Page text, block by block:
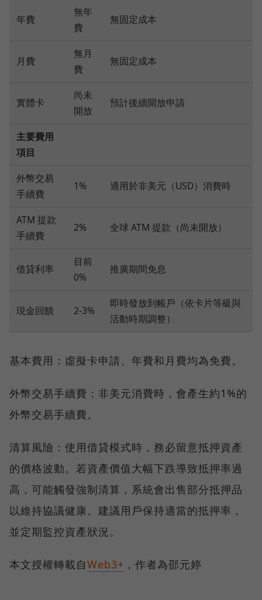
年費
無年
費
無固定成本
月費
無月
費
無固定成本
實體卡
尚未
開放
預計後續開放申請
主要費用
項目
外幣交易
手續費
1% 適用於非美元（USD）消費時
ATM 提款
手續費
2% 全球 ATM 提款（尚未開放）
借貸利率
目前
0%
推廣期間免息
現金回饋 2-3%
即時發放到帳戶（依卡片等級與
活動時期調整）
基本費用：虛擬卡申請、年費和月費均為免費。
外幣交易手續費：非美元消費時，會產生約1%的
外幣交易手續費。
清算風險：使用借貸模式時，務必留意抵押資產
的價格波動。若資產價值大幅下跌導致抵押率過
高，可能觸發強制清算，系統會出售部分抵押品
以維持協議健康。建議用戶保持適當的抵押率，
並定期監控資產狀況。
本文授權轉載自Web3+ ，作者為邵元婷